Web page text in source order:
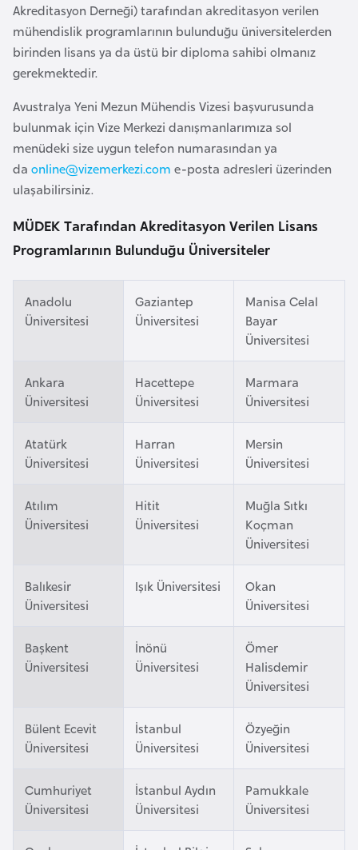
Akreditasyon Derneği) tarafından akreditasyon verilen
mühendislik programlarının bulunduğu üniversitelerden
birinden lisans ya da üstü bir diploma sahibi olmanız
gerekmektedir.
Avustralya Yeni Mezun Mühendis Vizesi başvurusunda
bulunmak için Vize Merkezi danışmanlarımıza sol
menüdeki size uygun telefon numarasından ya
da online@vizemerkezi.com e-posta adresleri üzerinden
ulaşabilirsiniz.
MÜDEK Tarafından Akreditasyon Verilen Lisans
Programlarının Bulunduğu Üniversiteler
Anadolu
Üniversitesi
Gaziantep
Üniversitesi
Manisa Celal
Bayar
Üniversitesi
Ankara
Üniversitesi
Hacettepe
Üniversitesi
Marmara
Üniversitesi
Atatürk
Üniversitesi
Harran
Üniversitesi
Mersin
Üniversitesi
Atılım
Üniversitesi
Hitit
Üniversitesi
Muğla Sıtkı
Koçman
Üniversitesi
Balıkesir
Üniversitesi
Işık Üniversitesi
Okan
Üniversitesi
Başkent
Üniversitesi
İnönü
Üniversitesi
Ömer
Halisdemir
Üniversitesi
Bülent Ecevit
Üniversitesi
İstanbul
Üniversitesi
Özyeğin
Üniversitesi
Cumhuriyet
Üniversitesi
İstanbul Aydın
Üniversitesi
Pamukkale
Üniversitesi
e
ş
e
l
a
r
u
s
e
l
ç
a
e
i
n
o
s
a
H
s
e
B